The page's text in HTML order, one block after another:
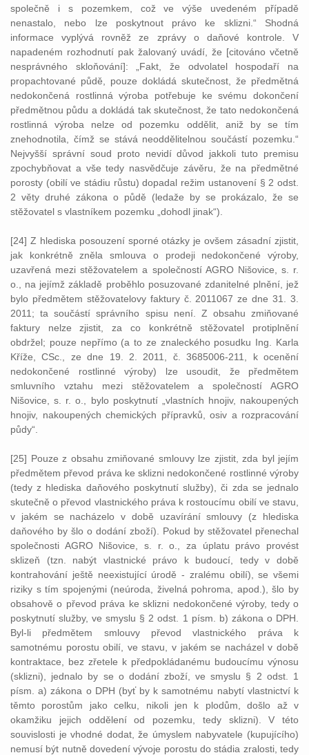
společně i s pozemkem, což ve výše uvedeném případě
nenastalo, nebo lze poskytnout právo ke sklizni.“ Shodná
informace vyplývá rovněž ze zprávy o daňové kontrole. V
napadeném rozhodnutí pak žalovaný uvádí, že [citováno včetně
nesprávného skloňování]: „Fakt, že odvolatel hospodaří na
propachtované půdě, pouze dokládá skutečnost, že předmětná
nedokončená rostlinná výroba potřebuje ke svému dokončení
předmětnou půdu a dokládá tak skutečnost, že tato nedokončená
rostlinná výroba nelze od pozemku oddělit, aniž by se tím
znehodnotila, čímž se stává neoddělitelnou součástí pozemku.“
Nejvyšší správní soud proto nevidí důvod jakkoli tuto premisu
zpochybňovat a vše tedy nasvědčuje závěru, že na předmětné
porosty (obilí ve stádiu růstu) dopadal režim ustanovení § 2 odst.
2 věty druhé zákona o půdě (ledaže by se prokázalo, že se
stěžovatel s vlastníkem pozemku „dohodl jinak“).
[24] Z hlediska posouzení sporné otázky je ovšem zásadní zjistit,
jak konkrétně zněla smlouva o prodeji nedokončené výroby,
uzavřená mezi stěžovatelem a společností AGRO Nišovice, s. r.
o., na jejímž základě proběhlo posuzované zdanitelné plnění, jež
bylo předmětem stěžovatelovy faktury č. 2011067 ze dne 31. 3.
2011; ta součástí správního spisu není. Z obsahu zmiňované
faktury nelze zjistit, za co konkrétně stěžovatel protiplnění
obdržel; pouze nepřímo (a to ze znaleckého posudku Ing. Karla
Kříže, CSc., ze dne 19. 2. 2011, č. 3685006-211, k ocenění
nedokončené rostlinné výroby) lze usoudit, že předmětem
smluvního vztahu mezi stěžovatelem a společností AGRO
Nišovice, s. r. o., bylo poskytnutí „vlastních hnojiv, nakoupených
hnojiv, nakoupených chemických přípravků, osiv a rozpracování
půdy“.
[25] Pouze z obsahu zmiňované smlouvy lze zjistit, zda byl jejím
předmětem převod práva ke sklizni nedokončené rostlinné výroby
(tedy z hlediska daňového poskytnutí služby), či zda se jednalo
skutečně o převod vlastnického práva k rostoucímu obilí ve stavu,
v jakém se nacházelo v době uzavírání smlouvy (z hlediska
daňového by šlo o dodání zboží). Pokud by stěžovatel přenechal
společnosti AGRO Nišovice, s. r. o., za úplatu právo provést
sklizeň (tzn. nabýt vlastnické právo k budoucí, tedy v době
kontrahování ještě neexistující úrodě - zralému obilí), se všemi
riziky s tím spojenými (neúroda, živelná pohroma, apod.), šlo by
obsahově o převod práva ke sklizni nedokončené výroby, tedy o
poskytnutí služby, ve smyslu § 2 odst. 1 písm. b) zákona o DPH.
Byl-li předmětem smlouvy převod vlastnického práva k
samotnému porostu obilí, ve stavu, v jakém se nacházel v době
kontraktace, bez zřetele k předpokládanému budoucímu výnosu
(sklizni), jednalo by se o dodání zboží, ve smyslu § 2 odst. 1
písm. a) zákona o DPH (byť by k samotnému nabytí vlastnictví k
těmto porostům jako celku, nikoli jen k plodům, došlo až v
okamžiku jejich oddělení od pozemku, tedy sklizni). V této
souvislosti je vhodné dodat, že úmyslem nabyvatele (kupujícího)
nemusí být nutně dovedení vývoje porostu do stádia zralosti, tedy